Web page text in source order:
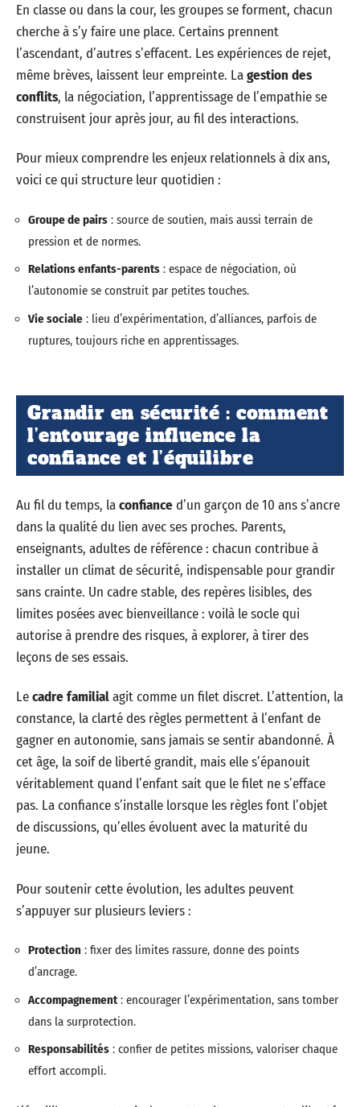
En classe ou dans la cour, les groupes se forment, chacun
cherche à s’y faire une place. Certains prennent
l’ascendant, d’autres s’effacent. Les expériences de rejet,
même brèves, laissent leur empreinte. Lagestion des
conflits, la négociation, l’apprentissage de l’empathie se
construisent jour après jour, au fil des interactions.
Pour mieux comprendre les enjeux relationnels à dix ans,
voici ce qui structure leur quotidien :
Groupe de pairs : source de soutien, mais aussi terrain de
pression et de normes.
Relations enfants-parents : espace de négociation, où
l’autonomie se construit par petites touches.
Vie sociale : lieu d’expérimentation, d’alliances, parfois de
ruptures, toujours riche en apprentissages.
Grandir en sécurité : comment
l’entourage influence la
confiance et l’équilibre
Au fil du temps, laconfianced’un garçon de 10 ans s’ancre
dans la qualité du lien avec ses proches. Parents,
enseignants, adultes de référence : chacun contribue à
installer un climat de sécurité, indispensable pour grandir
sans crainte. Un cadre stable, des repères lisibles, des
limites posées avec bienveillance : voilà le socle qui
autorise à prendre des risques, à explorer, à tirer des
leçons de ses essais.
Lecadre familialagit comme un filet discret. L’attention, la
constance, la clarté des règles permettent à l’enfant de
gagner en autonomie, sans jamais se sentir abandonné. À
cet âge, la soif de liberté grandit, mais elle s’épanouit
véritablement quand l’enfant sait que le filet ne s’efface
pas. La confiance s’installe lorsque les règles font l’objet
de discussions, qu’elles évoluent avec la maturité du
jeune.
Pour soutenir cette évolution, les adultes peuvent
s’appuyer sur plusieurs leviers :
Protection : fixer des limites rassure, donne des points
d’ancrage.
Accompagnement : encourager l’expérimentation, sans tomber
dans la surprotection.
Responsabilités : confier de petites missions, valoriser chaque
effort accompli.